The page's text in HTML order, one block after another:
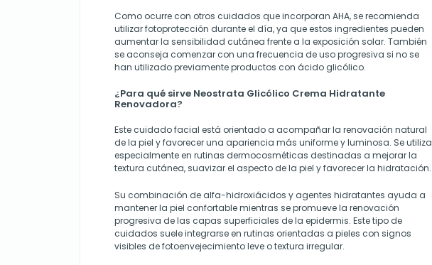
Como ocurre con otros cuidados que incorporan AHA, se recomienda
utilizar fotoprotección durante el día, ya que estos ingredientes pueden
aumentar la sensibilidad cutánea frente a la exposición solar. También
se aconseja comenzar con una frecuencia de uso progresiva si no se
han utilizado previamente productos con ácido glicólico.
¿Para qué sirve Neostrata Glicólico Crema Hidratante
Renovadora?
Este cuidado facial está orientado a acompañar la renovación natural
de la piel y favorecer una apariencia más uniforme y luminosa. Se utiliza
especialmente en rutinas dermocosméticas destinadas a mejorar la
textura cutánea, suavizar el aspecto de la piel y favorecer la hidratación.
Su combinación de alfa-hidroxiácidos y agentes hidratantes ayuda a
mantener la piel confortable mientras se promueve la renovación
progresiva de las capas superficiales de la epidermis. Este tipo de
cuidados suele integrarse en rutinas orientadas a pieles con signos
visibles de fotoenvejecimiento leve o textura irregular.